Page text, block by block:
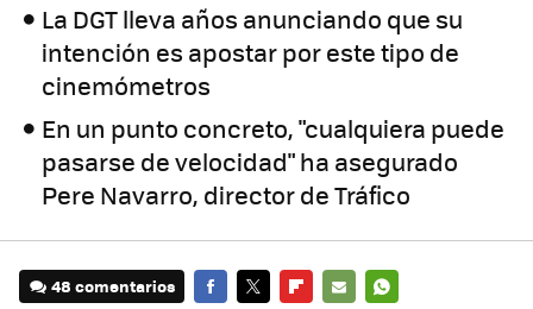
La DGT lleva años anunciando que su
intención es apostar por este tipo de
cinemómetros
En un punto concreto, "cualquiera puede
pasarse de velocidad" ha asegurado
Pere Navarro, director de Tráfico
48 comentarios